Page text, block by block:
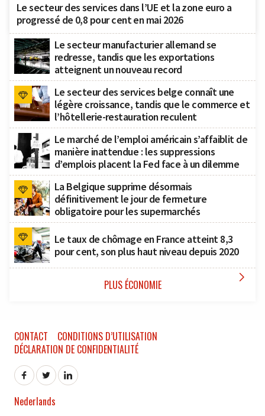
Le secteur des services dans l’UE et la zone euro a
progressé de 0,8 pour cent en mai 2026
Le secteur manufacturier allemand se
redresse, tandis que les exportations
atteignent un nouveau record
Le secteur des services belge connaît une
légère croissance, tandis que le commerce et
l’hôtellerie-restauration reculent
Le marché de l’emploi américain s’affaiblit de
manière inattendue : les suppressions
d’emplois placent la Fed face à un dilemme
La Belgique supprime désormais
définitivement le jour de fermeture
obligatoire pour les supermarchés
Le taux de chômage en France atteint 8,3
pour cent, son plus haut niveau depuis 2020
PLUS ÉCONOMIE 
CONTACT
CONDITIONS D’UTILISATION
DÉCLARATION DE CONFIDENTIALITÉ
Nederlands